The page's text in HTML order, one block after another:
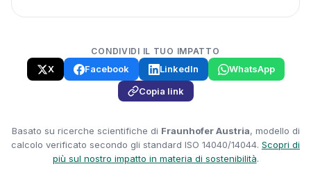
CONDIVIDI IL TUO IMPATTO
X Facebook LinkedIn
WhatsApp
Copia link
Basato su ricerche scientifiche di Fraunhofer Austria, modello di
calcolo verificato secondo gli standard ISO 14040/14044. Scopri di
più sul nostro impatto in materia di sostenibilità.